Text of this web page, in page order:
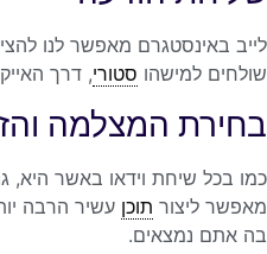
לייב באינסטגרם מאפשר לנו
שולחים למישהו סטורי, דרך
בחירת המצלמה
כמו בכל שיחת וידאו באשר היא,
מאפשר ליצור תוכן עשיר הרבה
בה אתם נמצאים.